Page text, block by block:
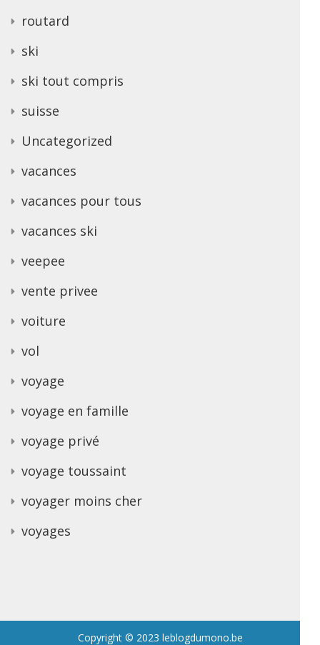
routard
ski
ski tout compris
suisse
Uncategorized
vacances
vacances pour tous
vacances ski
veepee
vente privee
voiture
vol
voyage
voyage en famille
voyage privé
voyage toussaint
voyager moins cher
voyages
Copyright © 2023 leblogdumono.be